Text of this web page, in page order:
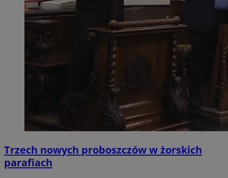
Trzech nowych proboszczów w żorskich
parafiach